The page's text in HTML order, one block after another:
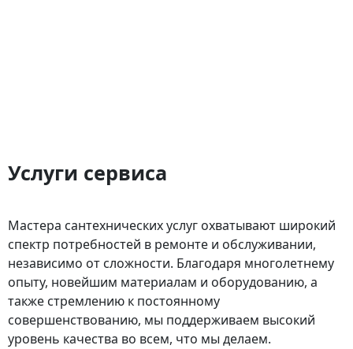
Услуги сервиса
Мастера сантехнических услуг охватывают широкий
спектр потребностей в ремонте и обслуживании,
независимо от сложности. Благодаря многолетнему
опыту, новейшим материалам и оборудованию, а
также стремлению к постоянному
совершенствованию, мы поддерживаем высокий
уровень качества во всем, что мы делаем.